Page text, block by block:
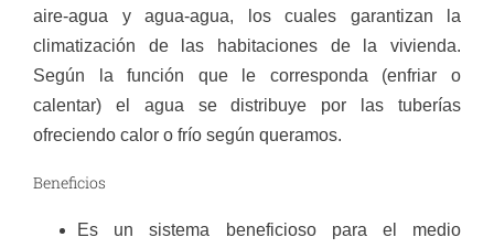
aire-agua y agua-agua, los cuales garantizan la
climatización de las habitaciones de la vivienda.
Según la función que le corresponda (enfriar o
calentar) el agua se distribuye por las tuberías
ofreciendo calor o frío según queramos.
Beneficios
Es un sistema beneficioso para el medio